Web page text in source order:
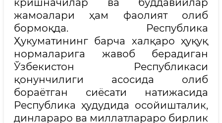
кришначилар ва буддавийлар
жамоалари ҳам фаолият олиб
бормоқда. Республика
Ҳукуматининг барча халқаро ҳуқуқ
нормаларига жавоб берадиган
Ўзбекистон Республикаси
қонунчилиги асосида олиб
бораётган сиёсати натижасида
Республика ҳудудида осойишталик,
динлараро ва миллатлараро бирлик